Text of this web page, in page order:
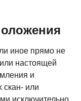
иное прямо не
настоящей
и
или
исключительно